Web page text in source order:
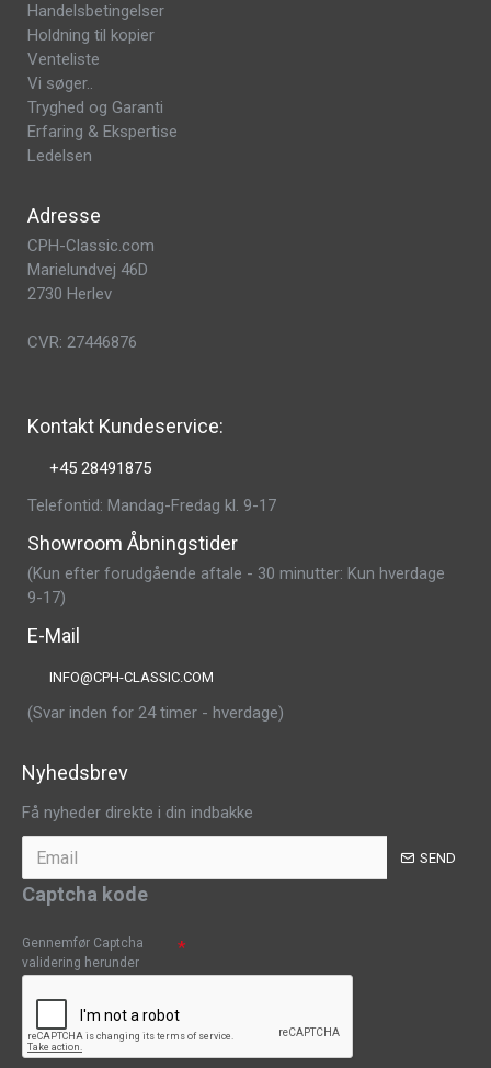
Handelsbetingelser
Holdning til kopier
Venteliste
Vi søger..
Tryghed og Garanti
Erfaring & Ekspertise
Ledelsen
Adresse
CPH-Classic.com
Marielundvej 46D
2730 Herlev
CVR: 27446876
Kontakt Kundeservice:
+45 28491875
Telefontid: Mandag-Fredag kl. 9-17
Showroom Åbningstider
(Kun efter forudgående aftale - 30 minutter: Kun hverdage
9-17)
E-Mail
INFO@CPH-CLASSIC.COM
(Svar inden for 24 timer - hverdage)
Nyhedsbrev
Få nyheder direkte i din indbakke
SEND
Captcha kode
Gennemfør Captcha
validering herunder